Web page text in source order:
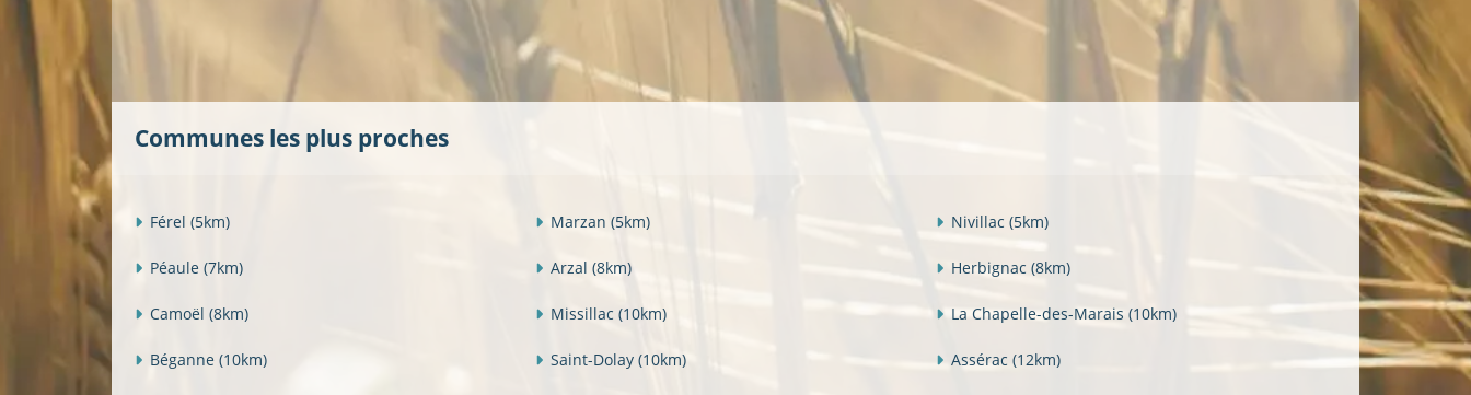
Communes les plus proches
Férel (5km) Marzan (5km) Nivillac (5km)
Péaule (7km) Arzal (8km) Herbignac (8km)
Camoël (8km) Missillac (10km) La Chapelle-des-Marais (10km)
Béganne (10km) Saint-Dolay (10km) Assérac (12km)